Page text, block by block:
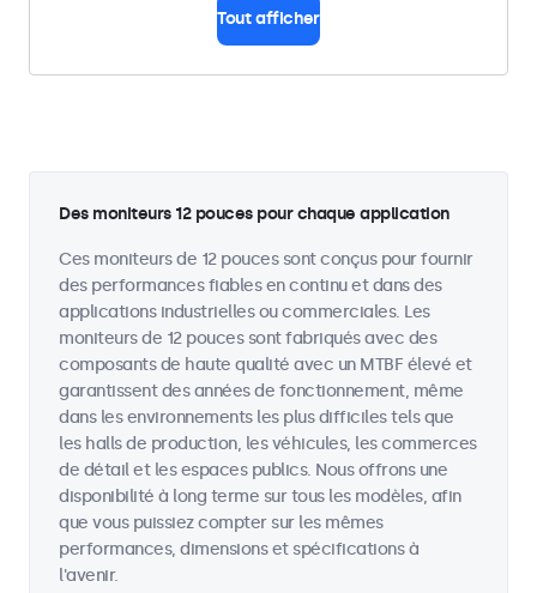
Tout afficher
Des moniteurs 12 pouces pour chaque application
Ces moniteurs de 12 pouces sont conçus pour fournir
des performances fiables en continu et dans des
applications industrielles ou commerciales. Les
moniteurs de 12 pouces sont fabriqués avec des
composants de haute qualité avec un MTBF élevé et
garantissent des années de fonctionnement, même
dans les environnements les plus difficiles tels que
les halls de production, les véhicules, les commerces
de détail et les espaces publics. Nous offrons une
disponibilité à long terme sur tous les modèles, afin
que vous puissiez compter sur les mêmes
performances, dimensions et spécifications à
l'avenir.